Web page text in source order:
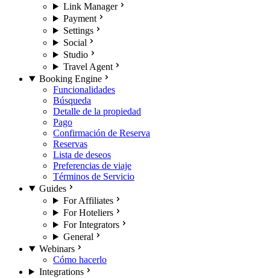
Link Manager
Payment
Settings
Social
Studio
Travel Agent
Booking Engine
Funcionalidades
Búsqueda
Detalle de la propiedad
Pago
Confirmación de Reserva
Reservas
Lista de deseos
Preferencias de viaje
Términos de Servicio
Guides
For Affiliates
For Hoteliers
For Integrators
General
Webinars
Cómo hacerlo
Integrations